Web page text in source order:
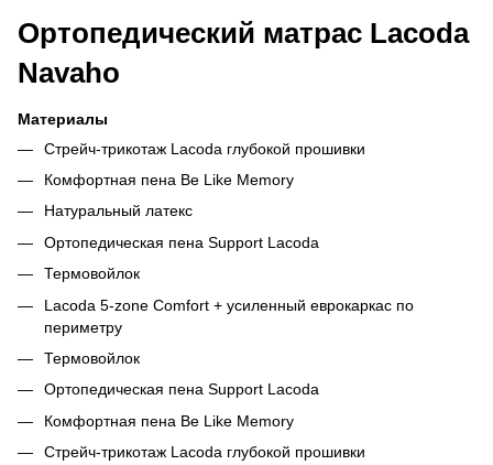
Ортопедический матрас Lacoda
Navaho
Материалы
Стрейч-трикотаж Lacoda глубокой прошивки
Комфортная пена Be Like Memory
Натуральный латекс
Ортопедическая пена Support Lacoda
Термовойлок
Lacoda 5-zone Comfort + усиленный еврокаркас по
периметру
Термовойлок
Ортопедическая пена Support Lacoda
Комфортная пена Be Like Memory
Стрейч-трикотаж Lacoda глубокой прошивки